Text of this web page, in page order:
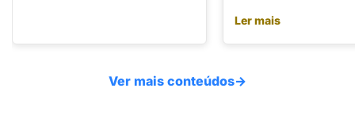
Ler mais
Ver mais conteúdos→